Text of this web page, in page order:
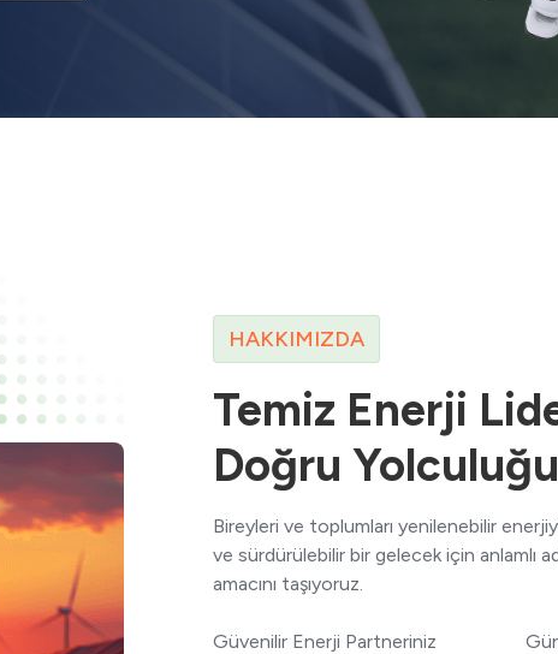
HAKKIMIZDA
Temiz Enerji
Doğru
Bireyleri ve toplumları yenilenebilir
ve sürdürülebilir bir gelecek için anlamlı
amacını taşıyoruz.
Güvenilir Enerji Partneriniz